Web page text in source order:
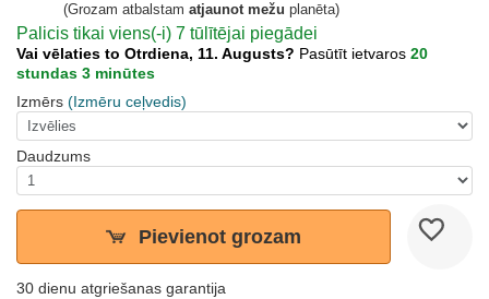
(Grozam atbalstam atjaunot mežu planēta)
Palicis tikai viens(-i) 7 tūlītējai piegādei
Vai vēlaties to Otrdiena, 11. Augusts? Pasūtīt ietvaros 20
stundas 3 minūtes
Izmērs (Izmēru ceļvedis)
Daudzums
Pievienot grozam
30 dienu atgriešanas garantija